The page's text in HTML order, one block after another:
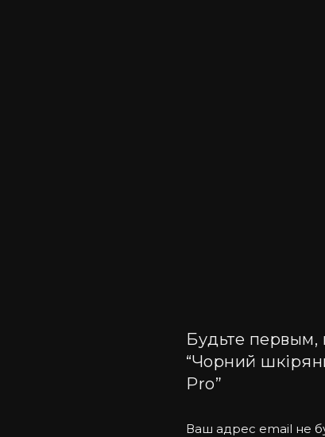
конструкції. Всередині він покритий
Будьте первым,
“Чорний
Pro”
Ваш адрес email не